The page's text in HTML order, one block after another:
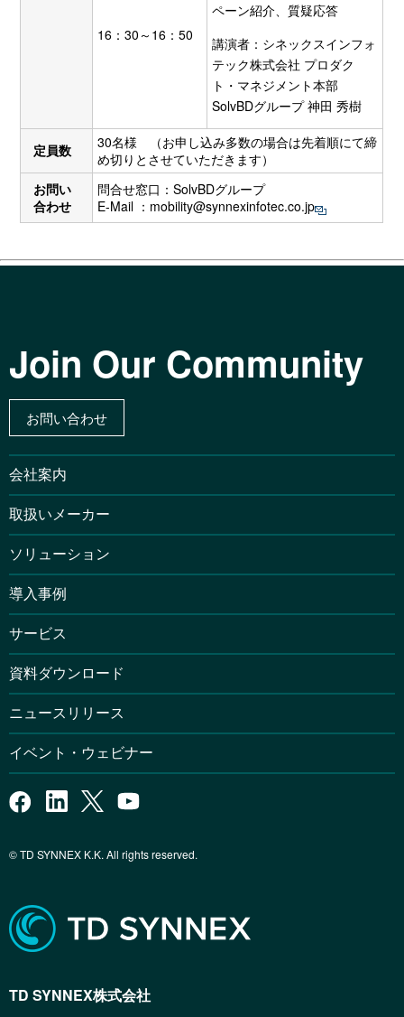
16：30～16：50
ペーン紹介、質疑応答
講演者：シネックスインフォ
テック株式会社 プロダク
ト・マネジメント本部
SolvBDグループ 神田 秀樹
定員数
30名様 （お申し込み多数の場合は先着順にて締
め切りとさせていただきます）
お問い
合わせ
問合せ窓口：SolvBDグループ
E-Mail ： mobility@synnexinfotec.co.jp
Join Our Community
お問い合わせ
会社案内
取扱いメーカー
ソリューション
導入事例
サービス
資料ダウンロード
ニュースリリース
イベント・ウェビナー
© TD SYNNEX K.K. All rights reserved.
TD SYNNEX株式会社